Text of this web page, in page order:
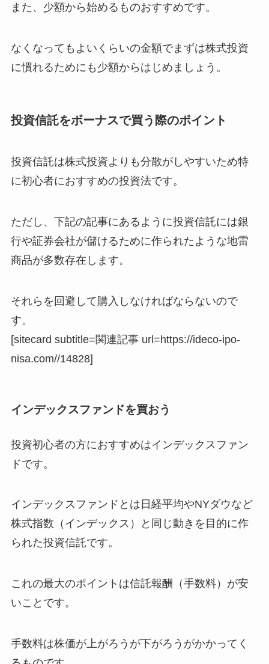
また、少額から始めるものおすすめです。
なくなってもよいくらいの金額でまずは株式投資
に慣れるためにも少額からはじめましょう。
投資信託をボーナスで買う際のポイント
投資信託は株式投資よりも分散がしやすいため特
に初心者におすすめの投資法です。
ただし、下記の記事にあるように投資信託には銀
行や証券会社が儲けるために作られたような地雷
商品が多数存在 します。
それらを回避して購入しなければならないので
す。
[sitecard subtitle=関連記事 url=https://ideco-ipo-
nisa.com//14828]
インデックスファンドを買おう
投資初心者の方におすすめはインデックスファン
ドです。
インデックスファンドとは日経平均やNYダウなど
株式指数（インデックス）と同じ動きを目的に作
られた投資信託です。
これの最大のポイントは信託報酬（手数料）が安
いことです。
手数料は株価が上がろうが下がろうがかかってく